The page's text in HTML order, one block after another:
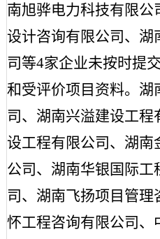
南旭骅电力科技有限公
设计咨询有限公司、湖
司等4家企业未按时提
和受评价项目资料。湖
司、湖南兴溢建设工
设工程有限公司、湖南
公司、湖南华银国际工
司、湖南飞扬项目管理
怀工程咨询有限公司、